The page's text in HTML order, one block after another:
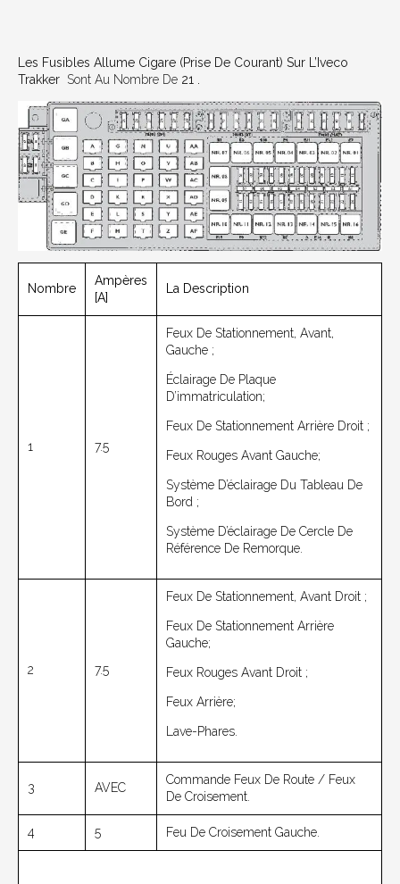
Les Fusibles Allume Cigare (prise De Courant) Sur L’Iveco
Trakker Sont Au Nombre De 21 .
Nombre
Ampères
[A]
La Description
1 7.5
Feux De Stationnement, Avant,
Gauche ;
Éclairage De Plaque
D’immatriculation;
Feux De Stationnement Arrière Droit ;
Feux Rouges Avant Gauche;
Système D’éclairage Du Tableau De
Bord ;
Système D’éclairage De Cercle De
Référence De Remorque.
2 7.5
Feux De Stationnement, Avant Droit ;
Feux De Stationnement Arrière
Gauche;
Feux Rouges Avant Droit ;
Feux Arrière;
Lave-Phares.
3 AVEC
Commande Feux De Route / Feux
De Croisement.
4 5 Feu De Croisement Gauche.